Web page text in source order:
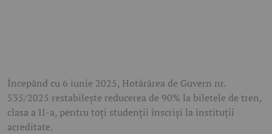
Începând cu 6 iunie 2025, Hotărârea de Guvern nr.
535/2025 restabilește reducerea de 90% la biletele de tren,
clasa a II-a, pentru toți studenții înscriși la instituții
acreditate.